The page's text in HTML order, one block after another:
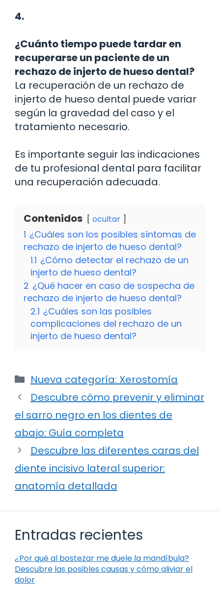
4.
¿Cuánto tiempo puede tardar en
recuperarse un paciente de un
rechazo de injerto de hueso dental?
La recuperación de un rechazo de
injerto de hueso dental puede variar
según la gravedad del caso y el
tratamiento necesario.
Es importante seguir las indicaciones
de tu profesional dental para facilitar
una recuperación adecuada.
Contenidos ocultar
1 ¿Cuáles son los posibles síntomas de
rechazo de injerto de hueso dental?
1.1 ¿Cómo detectar el rechazo de un
injerto de hueso dental?
2 ¿Qué hacer en caso de sospecha de
rechazo de injerto de hueso dental?
2.1 ¿Cuáles son las posibles
complicaciones del rechazo de un
injerto de hueso dental?
Categorías
Nueva categoría: Xerostomía
Descubre cómo prevenir y eliminar
el sarro negro en los dientes de
abajo: Guía completa
Descubre las diferentes caras del
diente incisivo lateral superior:
anatomía detallada
Entradas recientes
¿Por qué al bostezar me duele la mandíbula?
Descubre las posibles causas y cómo aliviar el
dolor